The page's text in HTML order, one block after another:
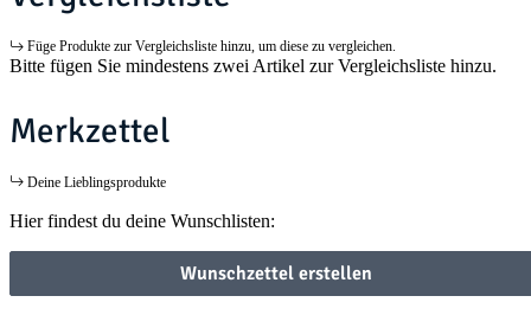
Füge Produkte zur Vergleichsliste hinzu, um diese zu vergleichen.
Bitte fügen Sie mindestens zwei Artikel zur Vergleichsliste hinzu.
Merkzettel
Deine Lieblingsprodukte
Hier findest du deine Wunschlisten:
Wunschzettel erstellen